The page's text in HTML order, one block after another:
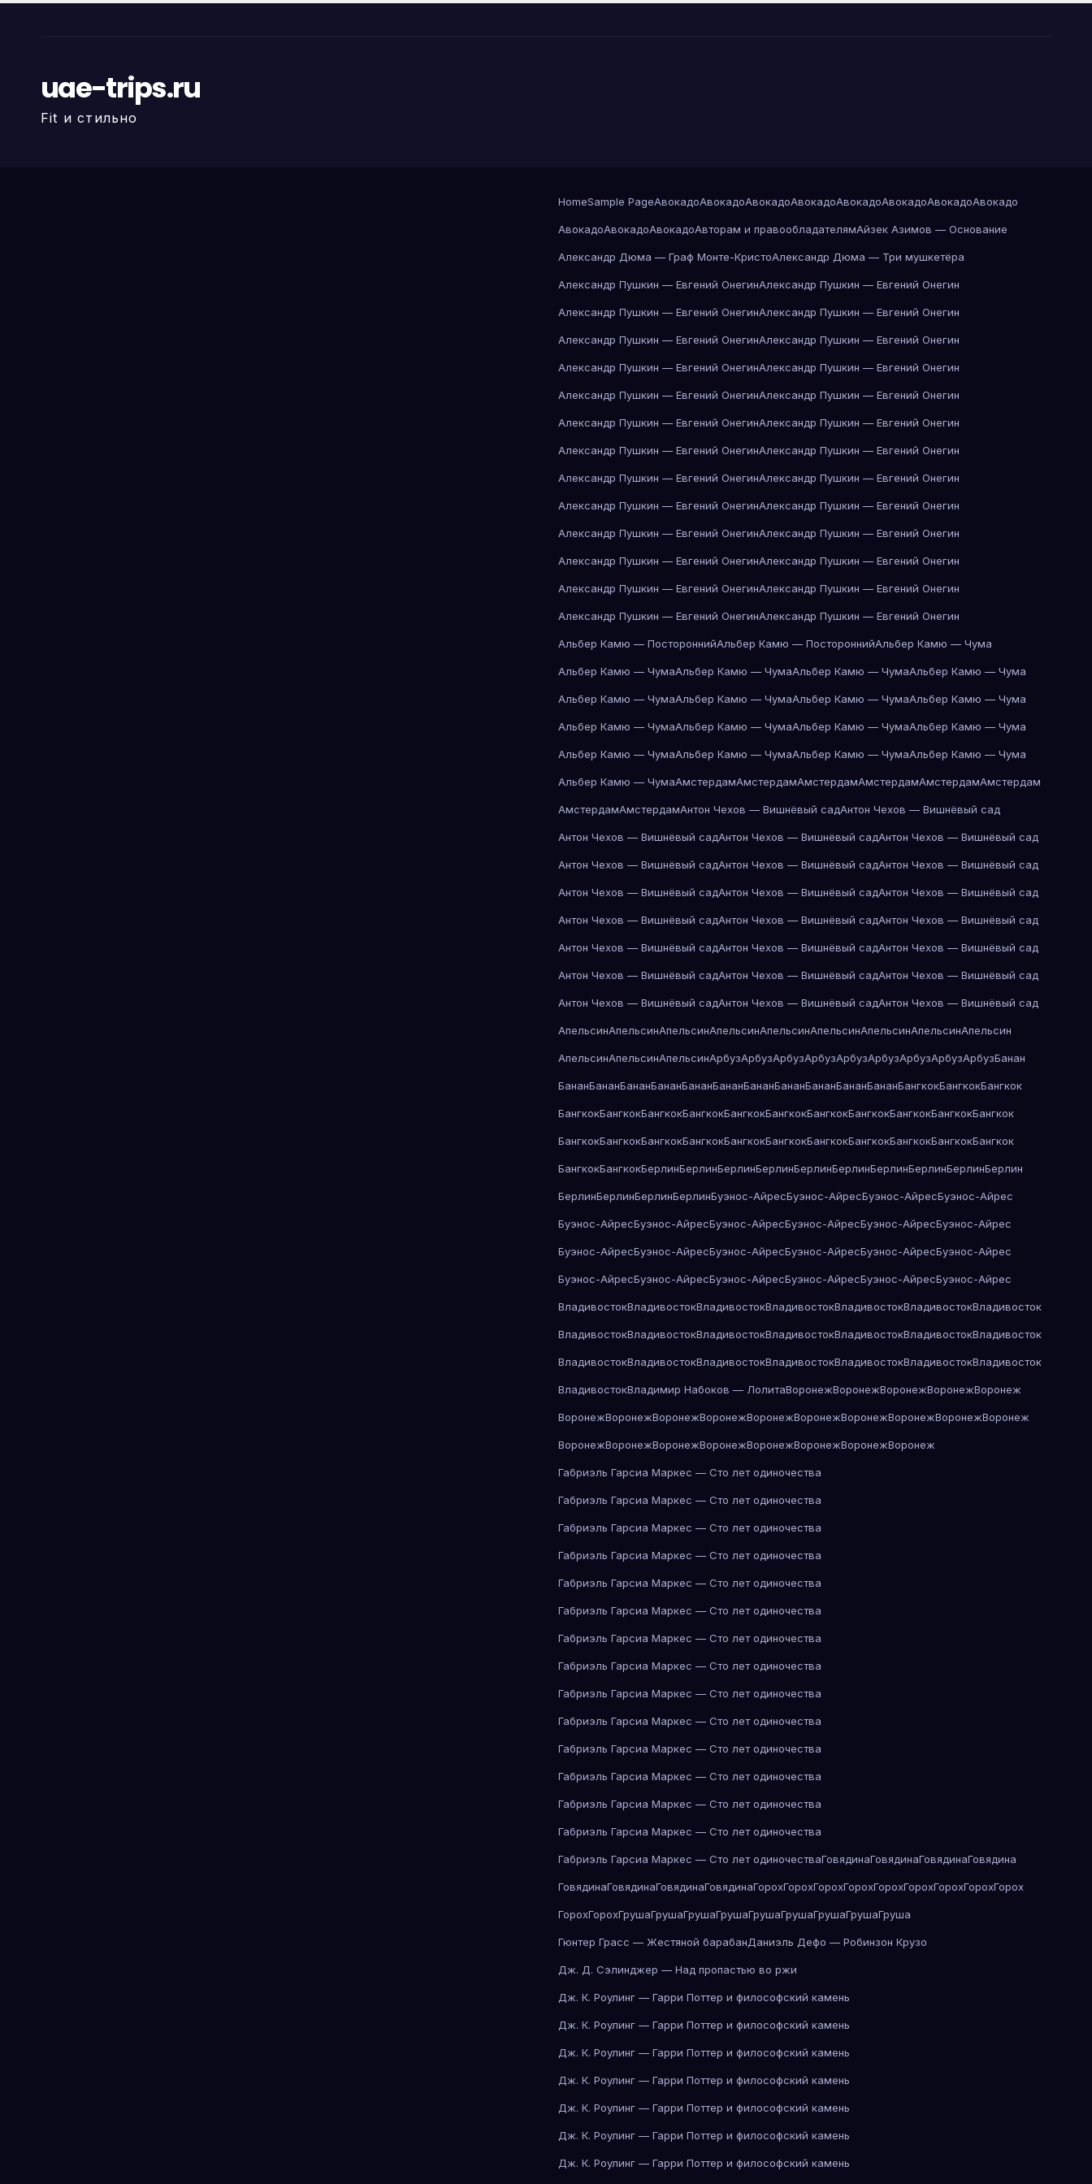
uae-trips.ru
Fit и стильно
HomeSample PageАвокадоАвокадоАвокадоАвокадоАвокадоАвокадоАвокадоАвокадо
АвокадоАвокадоАвокадоАвторам и правообладателямАйзек Азимов — Основание
Александр Дюма — Граф Монте-КристоАлександр Дюма — Три мушкетёра
Александр Пушкин — Евгений ОнегинАлександр Пушкин — Евгений Онегин
Александр Пушкин — Евгений ОнегинАлександр Пушкин — Евгений Онегин
Александр Пушкин — Евгений ОнегинАлександр Пушкин — Евгений Онегин
Александр Пушкин — Евгений ОнегинАлександр Пушкин — Евгений Онегин
Александр Пушкин — Евгений ОнегинАлександр Пушкин — Евгений Онегин
Александр Пушкин — Евгений ОнегинАлександр Пушкин — Евгений Онегин
Александр Пушкин — Евгений ОнегинАлександр Пушкин — Евгений Онегин
Александр Пушкин — Евгений ОнегинАлександр Пушкин — Евгений Онегин
Александр Пушкин — Евгений ОнегинАлександр Пушкин — Евгений Онегин
Александр Пушкин — Евгений ОнегинАлександр Пушкин — Евгений Онегин
Александр Пушкин — Евгений ОнегинАлександр Пушкин — Евгений Онегин
Александр Пушкин — Евгений ОнегинАлександр Пушкин — Евгений Онегин
Александр Пушкин — Евгений ОнегинАлександр Пушкин — Евгений Онегин
Альбер Камю — ПостороннийАльбер Камю — ПостороннийАльбер Камю — Чума
Альбер Камю — ЧумаАльбер Камю — ЧумаАльбер Камю — ЧумаАльбер Камю — Чума
Альбер Камю — ЧумаАльбер Камю — ЧумаАльбер Камю — ЧумаАльбер Камю — Чума
Альбер Камю — ЧумаАльбер Камю — ЧумаАльбер Камю — ЧумаАльбер Камю — Чума
Альбер Камю — ЧумаАльбер Камю — ЧумаАльбер Камю — ЧумаАльбер Камю — Чума
Альбер Камю — ЧумаАмстердамАмстердамАмстердамАмстердамАмстердамАмстердам
АмстердамАмстердамАнтон Чехов — Вишнёвый садАнтон Чехов — Вишнёвый сад
Антон Чехов — Вишнёвый садАнтон Чехов — Вишнёвый садАнтон Чехов — Вишнёвый сад
Антон Чехов — Вишнёвый садАнтон Чехов — Вишнёвый садАнтон Чехов — Вишнёвый сад
Антон Чехов — Вишнёвый садАнтон Чехов — Вишнёвый садАнтон Чехов — Вишнёвый сад
Антон Чехов — Вишнёвый садАнтон Чехов — Вишнёвый садАнтон Чехов — Вишнёвый сад
Антон Чехов — Вишнёвый садАнтон Чехов — Вишнёвый садАнтон Чехов — Вишнёвый сад
Антон Чехов — Вишнёвый садАнтон Чехов — Вишнёвый садАнтон Чехов — Вишнёвый сад
Антон Чехов — Вишнёвый садАнтон Чехов — Вишнёвый садАнтон Чехов — Вишнёвый сад
АпельсинАпельсинАпельсинАпельсинАпельсинАпельсинАпельсинАпельсинАпельсин
АпельсинАпельсинАпельсинАрбузАрбузАрбузАрбузАрбузАрбузАрбузАрбузАрбузБанан
БананБананБананБананБананБананБананБананБананБананБананБангкокБангкокБангкок
БангкокБангкокБангкокБангкокБангкокБангкокБангкокБангкокБангкокБангкокБангкок
БангкокБангкокБангкокБангкокБангкокБангкокБангкокБангкокБангкокБангкокБангкок
БангкокБангкокБерлинБерлинБерлинБерлинБерлинБерлинБерлинБерлинБерлинБерлин
БерлинБерлинБерлинБерлинБуэнос-АйресБуэнос-АйресБуэнос-АйресБуэнос-Айрес
Буэнос-АйресБуэнос-АйресБуэнос-АйресБуэнос-АйресБуэнос-АйресБуэнос-Айрес
Буэнос-АйресБуэнос-АйресБуэнос-АйресБуэнос-АйресБуэнос-АйресБуэнос-Айрес
Буэнос-АйресБуэнос-АйресБуэнос-АйресБуэнос-АйресБуэнос-АйресБуэнос-Айрес
ВладивостокВладивостокВладивостокВладивостокВладивостокВладивостокВладивосток
ВладивостокВладивостокВладивостокВладивостокВладивостокВладивостокВладивосток
ВладивостокВладивостокВладивостокВладивостокВладивостокВладивостокВладивосток
ВладивостокВладимир Набоков — ЛолитаВоронежВоронежВоронежВоронежВоронеж
ВоронежВоронежВоронежВоронежВоронежВоронежВоронежВоронежВоронежВоронеж
ВоронежВоронежВоронежВоронежВоронежВоронежВоронежВоронеж
Габриэль Гарсиа Маркес — Сто лет одиночества
Габриэль Гарсиа Маркес — Сто лет одиночества
Габриэль Гарсиа Маркес — Сто лет одиночества
Габриэль Гарсиа Маркес — Сто лет одиночества
Габриэль Гарсиа Маркес — Сто лет одиночества
Габриэль Гарсиа Маркес — Сто лет одиночества
Габриэль Гарсиа Маркес — Сто лет одиночества
Габриэль Гарсиа Маркес — Сто лет одиночества
Габриэль Гарсиа Маркес — Сто лет одиночества
Габриэль Гарсиа Маркес — Сто лет одиночества
Габриэль Гарсиа Маркес — Сто лет одиночества
Габриэль Гарсиа Маркес — Сто лет одиночества
Габриэль Гарсиа Маркес — Сто лет одиночества
Габриэль Гарсиа Маркес — Сто лет одиночества
Габриэль Гарсиа Маркес — Сто лет одиночестваГовядинаГовядинаГовядинаГовядина
ГовядинаГовядинаГовядинаГовядинаГорохГорохГорохГорохГорохГорохГорохГорохГорох
ГорохГорохГрушаГрушаГрушаГрушаГрушаГрушаГрушаГрушаГруша
Гюнтер Грасс — Жестяной барабанДаниэль Дефо — Робинзон Крузо
Дж. Д. Сэлинджер — Над пропастью во ржи
Дж. К. Роулинг — Гарри Поттер и философский камень
Дж. К. Роулинг — Гарри Поттер и философский камень
Дж. К. Роулинг — Гарри Поттер и философский камень
Дж. К. Роулинг — Гарри Поттер и философский камень
Дж. К. Роулинг — Гарри Поттер и философский камень
Дж. К. Роулинг — Гарри Поттер и философский камень
Дж. К. Роулинг — Гарри Поттер и философский камень